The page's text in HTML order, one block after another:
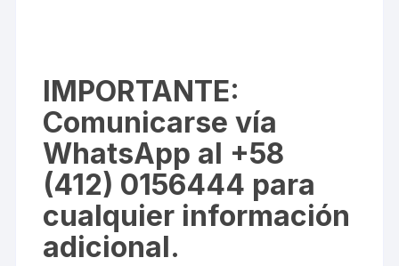
IMPORTANTE:
Comunicarse vía
WhatsApp al +58
(412) 0156444 para
cualquier información
adicional.